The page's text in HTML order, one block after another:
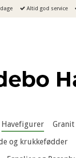
Altid god service
Havefigurer Granit
og krukkefødder